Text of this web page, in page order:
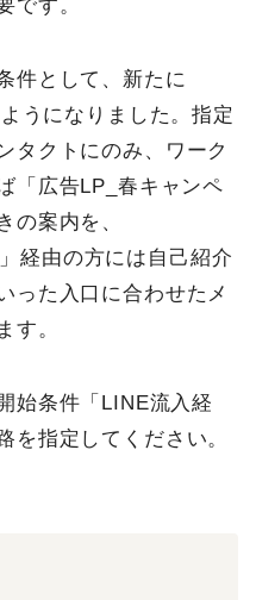
です。
件として、新たに
うになりました。指定
タクトにのみ、ワーク
「広告LP_春キャンペ
の案内を、
経由の方には自己紹介
った入口に合わせたメ
す。
始条件「LINE流入経
を指定してください。